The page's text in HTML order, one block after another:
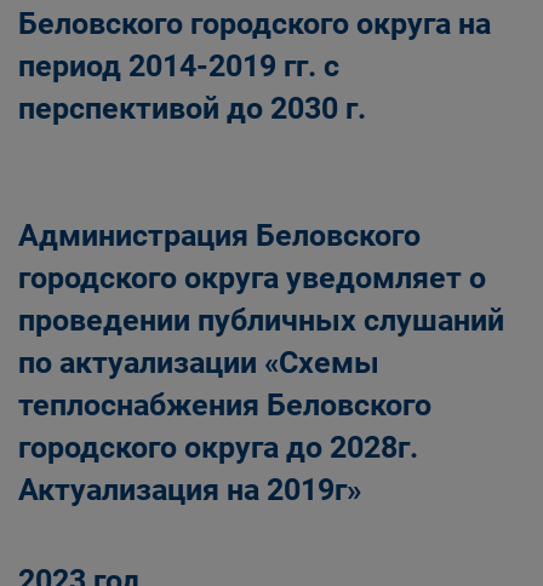
Беловского городского округа на
период 2014-2019 гг. с
перспективой до 2030 г.
Администрация Беловского
городского округа уведомляет о
проведении публичных слушаний
по актуализации «Схемы
теплоснабжения Беловского
городского округа до 2028г.
Актуализация на 2019г»